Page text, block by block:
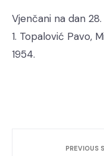
Vjenčani na dan
1. Topalović Pavo,
1954.
PREVIOUS